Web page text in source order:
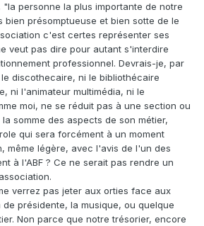
personne la plus importante de notre
bien présomptueuse et bien sotte de le
c'est certes représenter ses
veut pas dire pour autant s'interdire
professionnel. Devrais-je, par
discothecaire, ni le bibliothécaire
ni l'animateur multimédia, ni le
moi, ne se réduit pas à une section ou
somme des aspects de son métier,
qui sera forcément à un moment
même légère, avec l'avis de l'un des
à l'ABF ? Ce ne serait pas rendre un
verrez pas jeter aux orties face aux
présidente, la musique, ou quelque
Non parce que notre trésorier, encore